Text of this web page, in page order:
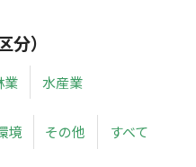
）
業 水産業
境 その他 すべて